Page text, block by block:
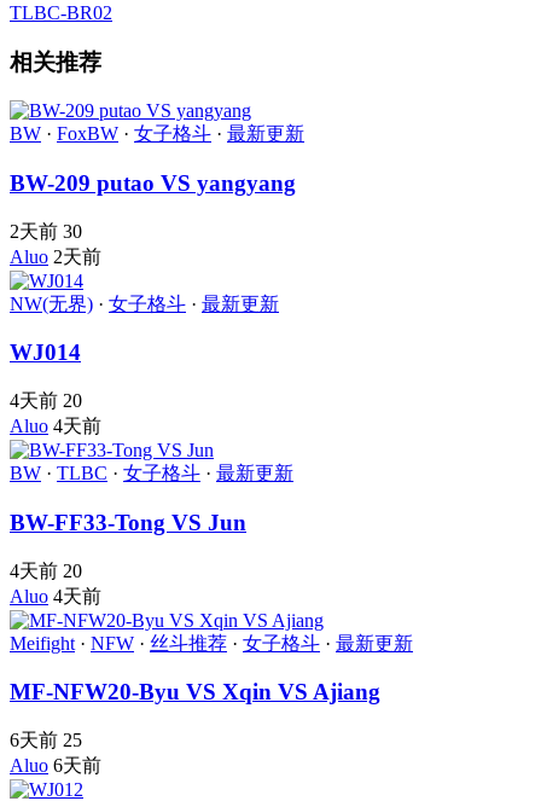
TLBC-BR02
相关推荐
BW · FoxBW · 女子格斗 · 最新更新
BW-209 putao VS yangyang
2天前 30
Aluo 2天前
NW(无界) · 女子格斗 · 最新更新
WJ014
4天前 20
Aluo 4天前
BW · TLBC · 女子格斗 · 最新更新
BW-FF33-Tong VS Jun
4天前 20
Aluo 4天前
Meifight · NFW · 丝斗推荐 · 女子格斗 · 最新更新
MF-NFW20-Byu VS Xqin VS Ajiang
6天前 25
Aluo 6天前